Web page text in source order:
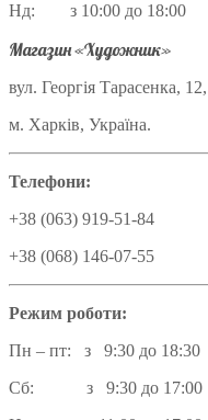
Нд: з 10:00 до 18:00
Магазин «Художник»
вул. Георгія Тарасенка, 12,
м. Харків, Україна.
Телефони:
+38 (063) 919-51-84
+38 (068) 146-07-55
Режим роботи:
Пн – пт: з 9:30 до 18:30
Сб: з 9:30 до 17:00